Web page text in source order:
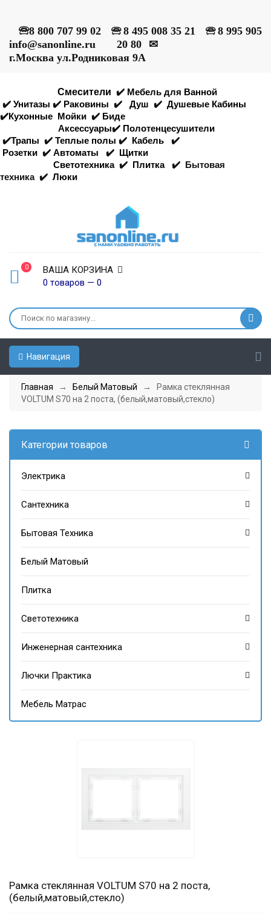
🕾8 800 707 99 02 🕾 8 495 008 35 21 🕾 8 995 905
20 80
✉
info@sanonline.ru
г.Москва ул.Родниковая 9А
Смесители ✔️ Мебель для Ванной
✔️ Унитазы ✔️ Раковины ✔️ Душ ✔️ Душевые Кабины
✔️Кухонные Мойки ✔️ Биде
Аксессуары✔️ Полотенцесушители
✔️Трапы ✔️ Теплые полы ✔️ Кабель
✔️
Розетки ✔️ Автоматы ✔️ Щитки
Светотехника ✔️ Плитка ✔️ Бытовая
техника ✔️ Люки
0
ВАША КОРЗИНА
0 товаров — 0
Навигация
Главная → Белый Матовый
→ Рамка стеклянная
VOLTUM S70 на 2 поста, (белый,матовый,стекло)
Категории товаров
Электрика
Сантехника
Бытовая Техника
Белый Матовый
Плитка
Светотехника
Инженерная сантехника
Лючки Практика
Мебель Матрас
Рамка стеклянная VOLTUM S70 на 2 поста,
(белый,матовый,стекло)